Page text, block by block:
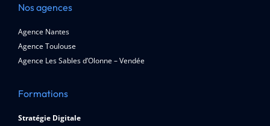
Nos agences
Agence Nantes
Agence Toulouse
Agence Les Sables d’Olonne – Vendée
Formations
Stratégie Digitale